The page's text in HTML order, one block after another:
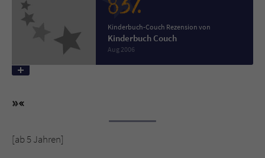
Kinderbuch-Couch Rezension von
Kinderbuch Couch
Aug 2006
[ab 5 Jahren]
Name tx_pwcomments_ahash
Literatur-Couch Medien GmbH & Co. KG